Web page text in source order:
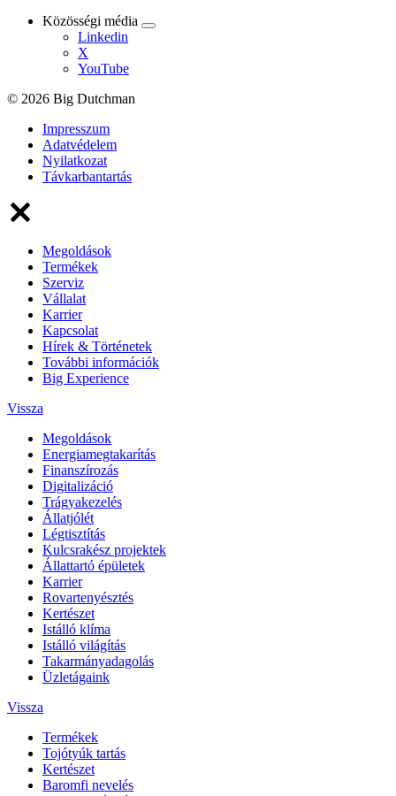
Közösségi média
Linkedin
X
YouTube
© 2026 Big Dutchman
Impresszum
Adatvédelem
Nyilatkozat
Távkarbantartás
Megoldások
Termékek
Szerviz
Vállalat
Karrier
Kapcsolat
Hírek & Történetek
További információk
Big Experience
Vissza
Megoldások
Energiamegtakarítás
Finanszírozás
Digitalizáció
Trágyakezelés
Állatjólét
Légtisztítás
Kulcsrakész projektek
Állattartó épületek
Karrier
Rovartenyésztés
Kertészet
Istálló klíma
Istálló világítás
Takarmányadagolás
Üzletágaink
Vissza
Termékek
Tojótyúk tartás
Kertészet
Baromfi nevelés